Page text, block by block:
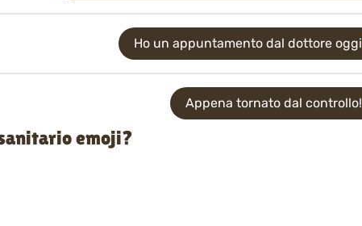
Ho un appuntamento dal dottore oggi
Appena tornato dal controllo!
emoji?